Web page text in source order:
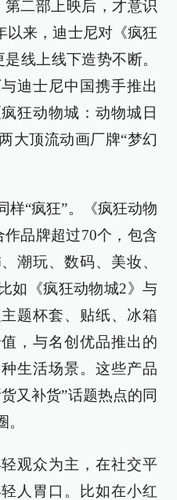
二部上映后，才意识
以来，迪士尼对《疯狂
线上线下造势不断。
迪士尼中国携手推出
狂动物城：动物城日
大顶流动画厂牌“梦幻
样“疯狂”。《疯狂动物
品牌超过70个，包含
潮玩、数码、美妆、
如《疯狂动物城2》与
题杯套、贴纸、冰箱
，与名创优品推出的
生活场景。这些产品
又补货”话题热点的同
观众为主，在社交平
人胃口。比如在小红